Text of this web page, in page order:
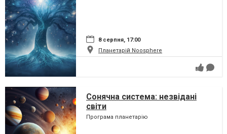
8 серпня, 17:00
Планетарій Noosphere
Сонячна система: незвідані
світи
Програма планетарію